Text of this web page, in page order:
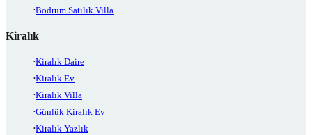
Bodrum Satılık Villa
Kiralık
Kiralık Daire
Kiralık Ev
Kiralık Villa
Günlük Kiralık Ev
Kiralık Yazlık